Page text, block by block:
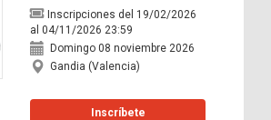
Inscripciones del 19/02/2026
al 04/11/2026 23:59
Domingo 08 noviembre 2026
Gandia (Valencia)
Inscríbete